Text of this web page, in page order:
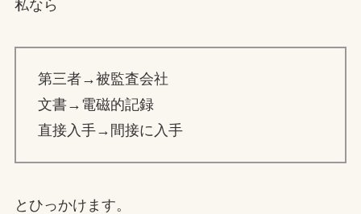
私なら
第三者→被監査会社
文書→電磁的記録
直接入手→間接に入手
とひっかけます。